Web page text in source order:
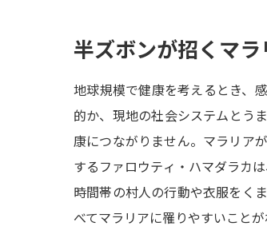
半ズボンが招くマ
地球規模で健康を考えるとき、
的か、現地の社会システムとう
康につながりません。マラリア
するファロウティ・ハマダラカ
時間帯の村人の行動や衣服をく
べてマラリアに罹りやすいことが